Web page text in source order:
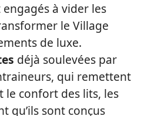
à vider les
le Village
de luxe.
déjà soulevées par
qui remettent
le confort des lits, les
qu’ils sont conçus